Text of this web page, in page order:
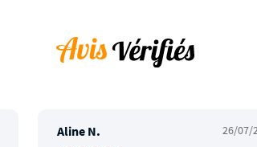
Aline N. 26/07/